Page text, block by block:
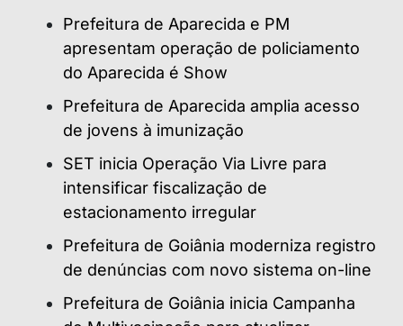
Prefeitura de Aparecida e PM
apresentam operação de policiamento
do Aparecida é Show
Prefeitura de Aparecida amplia acesso
de jovens à imunização
SET inicia Operação Via Livre para
intensificar fiscalização de
estacionamento irregular
Prefeitura de Goiânia moderniza registro
de denúncias com novo sistema on-line
Prefeitura de Goiânia inicia Campanha